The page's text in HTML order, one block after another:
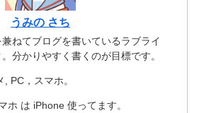
うみの さち
ねてブログを書いているラブライ
分かりやすく書くのが目標です。
PC，スマホ。
ホ は iPhone 使ってます。